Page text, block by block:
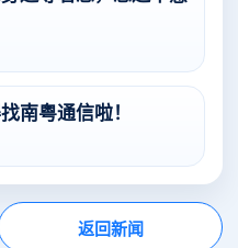
南粤通信啦！
返回新闻